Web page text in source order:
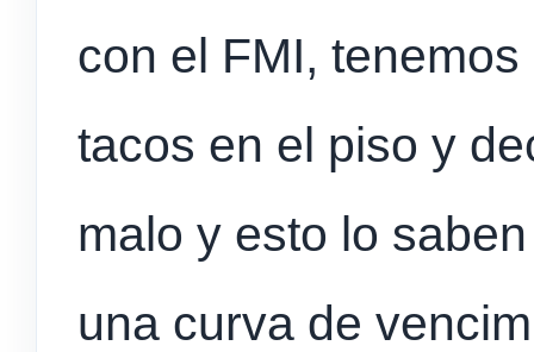
con el FMI,
tacos en el piso y
malo y esto lo
una curva de